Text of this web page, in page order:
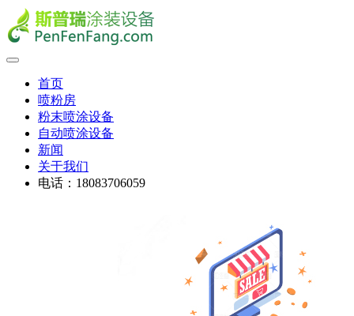
首页
喷粉房
粉末喷涂设备
自动喷涂设备
新闻
关于我们
电话：18083706059